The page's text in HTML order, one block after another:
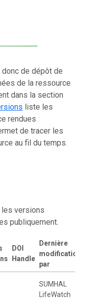
de dépôt de
de la ressource
dans la section
liste les
rendues
de tracer les
au fil du temps.
les versions
publiquement.
DOI
Handle
Dernière
modification
par
SUMHAL
LifeWatch